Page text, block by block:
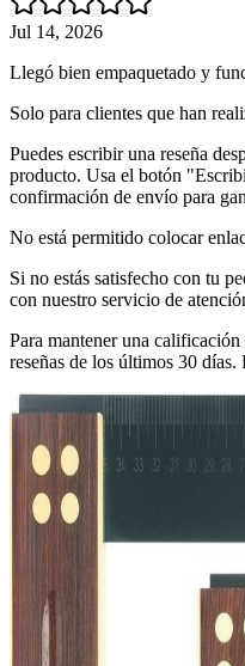
Jul 14, 2026
Llegó bien empaquetado y
Solo para clientes que han
Puedes escribir una reseña
producto. Usa el botón
confirmación de envío para
No está permitido colocar
Si no estás satisfecho con tu
con nuestro servicio de
Para mantener una
reseñas de los últimos 30 días.